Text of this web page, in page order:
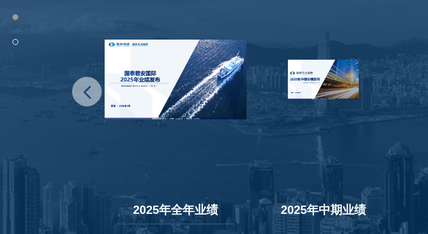
2025年全年业绩 2025年中期业绩